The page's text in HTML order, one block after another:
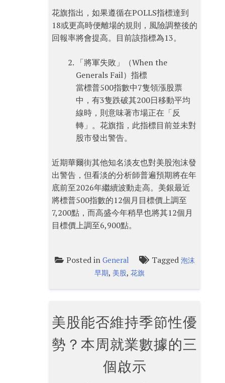
花旗指出，如果遵循在POLLS指標達到
18或更高時便離場的規則，風險調整後的
回報率將會提高。目前該指標為13。
「將軍失敗」（When the
Generals Fail）指標
當標普500指數中7隻領漲股票
中，有3隻跌破其200日移動平均
線時，則意味著市場正在「反
轉」。花旗指，此指標目前並未對
股市發出警告。
近期華爾街其他知名淡友也對美股泡沫發
出警告，但看淡的分析師普遍預期將在年
底前至2026年繼續波動走高。美銀最近
將標普500指數的12個月目標價上調至
7,200點，而高盛今年稍早也將其12個月
目標價上調至6,900點。
Posted in General Tagged 泡沫
早期, 美股,花旗
美股能否維持季節性優
勢？本周就業數據的三
個啟示